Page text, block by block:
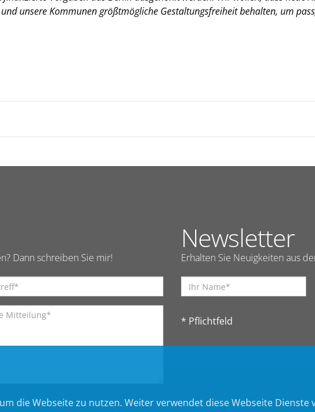
unsere Kommunen größtmögliche Gestaltungsfreiheit behalten, um
Dann schreiben Sie mir!
Newsletter
Erhalten Sie Neuigkeiten aus
* Pflichtfeld
die Webseite zu nutzen. Weiter verwendet diese Webseite